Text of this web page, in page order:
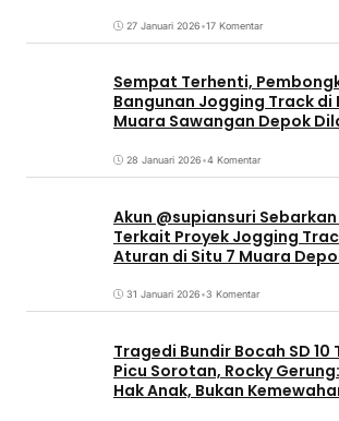
27 Januari 2026•17 Komentar
Sempat Terhenti,
Bangunan Jogging Track di
Muara Sawangan Depok
28 Januari 2026•4 Komentar
Akun @supiansuri
Terkait Proyek Jogging
Aturan di Situ 7 Muara
31 Januari 2026•3 Komentar
Tragedi Bundir Bocah SD 10
Picu Sorotan, Rocky
Hak Anak, Bukan